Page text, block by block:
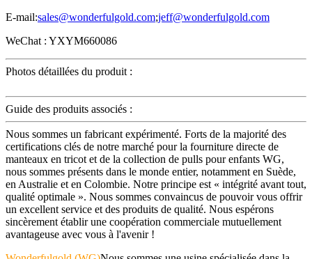
E-mail:sales@wonderfulgold.com;jeff@wonderfulgold.com
WeChat : YXYM660086
Photos détaillées du produit :
Guide des produits associés :
Nous sommes un fabricant expérimenté. Forts de la majorité des
certifications clés de notre marché pour la fourniture directe de
manteaux en tricot et de la collection de pulls pour enfants WG,
nous sommes présents dans le monde entier, notamment en Suède,
en Australie et en Colombie. Notre principe est « intégrité avant tout,
qualité optimale ». Nous sommes convaincus de pouvoir vous offrir
un excellent service et des produits de qualité. Nous espérons
sincèrement établir une coopération commerciale mutuellement
avantageuse avec vous à l'avenir !